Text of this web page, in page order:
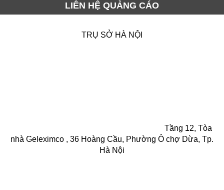
LIÊN HỆ QUẢNG CÁO
TRỤ SỞ HÀ NỘI
Tầng 12, Tòa
nhà Geleximco , 36 Hoàng Cầu, Phường Ô chợ Dừa, Tp.
Hà Nội